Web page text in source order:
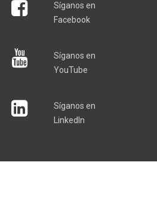
Síganos en
Facebook
Síganos en
YouTube
Síganos en
LinkedIn